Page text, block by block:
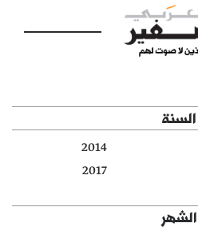
السنة
2014
2017
الشهر